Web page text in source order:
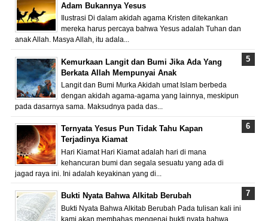
Adam Bukannya Yesus
Ilustrasi Di dalam akidah agama Kristen ditekankan
mereka harus percaya bahwa Yesus adalah Tuhan dan
anak Allah. Masya Allah, itu adala...
Kemurkaan Langit dan Bumi Jika Ada Yang
Berkata Allah Mempunyai Anak
Langit dan Bumi Murka Akidah umat Islam berbeda
dengan akidah agama-agama yang lainnya, meskipun
pada dasarnya sama. Maksudnya pada das...
Ternyata Yesus Pun Tidak Tahu Kapan
Terjadinya Kiamat
Hari Kiamat Hari Kiamat adalah hari di mana
kehancuran bumi dan segala sesuatu yang ada di
jagad raya ini. Ini adalah keyakinan yang di...
Bukti Nyata Bahwa Alkitab Berubah
Bukti Nyata Bahwa Alkitab Berubah Pada tulisan kali ini
kami akan membahas mengenai bukti nyata bahwa